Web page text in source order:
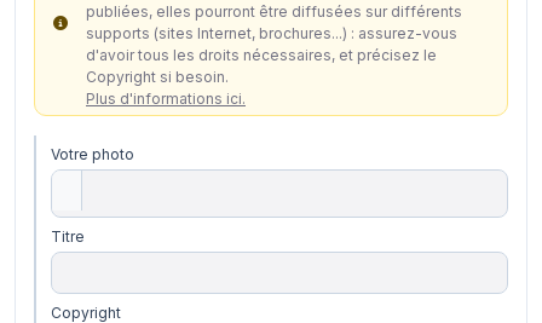
publiées, elles pourront être diffusées sur différents
supports (sites Internet, brochures...) : assurez-vous
d'avoir tous les droits nécessaires, et précisez le
Copyright si besoin.
Plus d'informations ici.
Votre photo
Titre
Copyright